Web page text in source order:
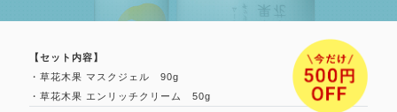
【セット内容】
・草花木果 マスクジェル 90g
・草花木果 エンリッチクリーム 50g